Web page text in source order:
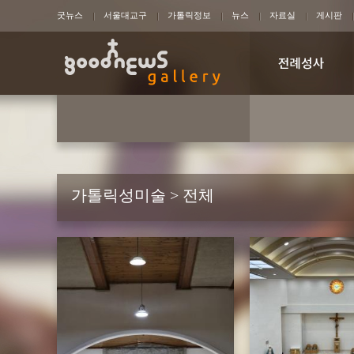
굿뉴스 서울대교구 가톨릭정보 뉴스 자료실 게시판
가톨릭성미술 > 전체